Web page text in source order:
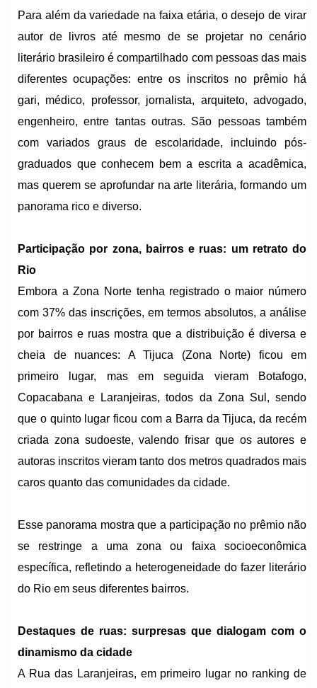
Para além da variedade na faixa etária, o desejo de virar
autor de livros até mesmo de se projetar no cenário
literário brasileiro é compartilhado com pessoas das mais
diferentes ocupações: entre os inscritos no prêmio há
gari, médico, professor, jornalista, arquiteto, advogado,
engenheiro, entre tantas outras. São pessoas também
com variados graus de escolaridade, incluindo pós-
graduados que conhecem bem a escrita a acadêmica,
mas querem se aprofundar na arte literária, formando um
panorama rico e diverso.
Participação por zona, bairros e ruas: um retrato do
Rio
Embora a Zona Norte tenha registrado o maior número
com 37% das inscrições, em termos absolutos, a análise
por bairros e ruas mostra que a distribuição é diversa e
cheia de nuances: A Tijuca (Zona Norte) ficou em
primeiro lugar, mas em seguida vieram Botafogo,
Copacabana e Laranjeiras, todos da Zona Sul, sendo
que o quinto lugar ficou com a Barra da Tijuca, da recém
criada zona sudoeste, valendo frisar que os autores e
autoras inscritos vieram tanto dos metros quadrados mais
caros quanto das comunidades da cidade.
Esse panorama mostra que a participação no prêmio não
se restringe a uma zona ou faixa socioeconômica
específica, refletindo a heterogeneidade do fazer literário
do Rio em seus diferentes bairros.
Destaques de ruas: surpresas que dialogam com o
dinamismo da cidade
A Rua das Laranjeiras, em primeiro lugar no ranking de